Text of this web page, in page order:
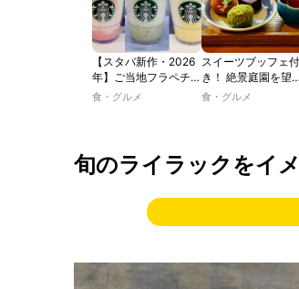
【スタバ新作・2026
年】ご当地フラペチー
ノが新登場！ 地域と
PROGRAM」が青
森・群馬・沖縄で始
食・グルメ
スイーツブッフェ付
き！ 絶景庭園を望む
ホテルレストランで
食・グルメ
旬のライラックをイ